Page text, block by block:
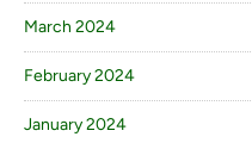
March 2024
February 2024
January 2024